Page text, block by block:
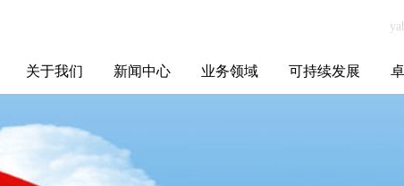
关于我们 新闻中心
音动文化传媒有
限公司新闻
业务领域 可持续发展